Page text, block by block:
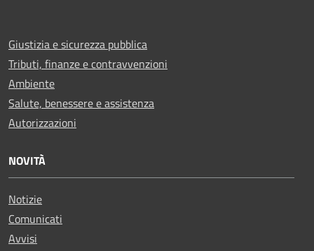
Giustizia e sicurezza pubblica
Tributi, finanze e contravvenzioni
Ambiente
Salute, benessere e assistenza
Autorizzazioni
NOVITÀ
Notizie
Comunicati
Avvisi